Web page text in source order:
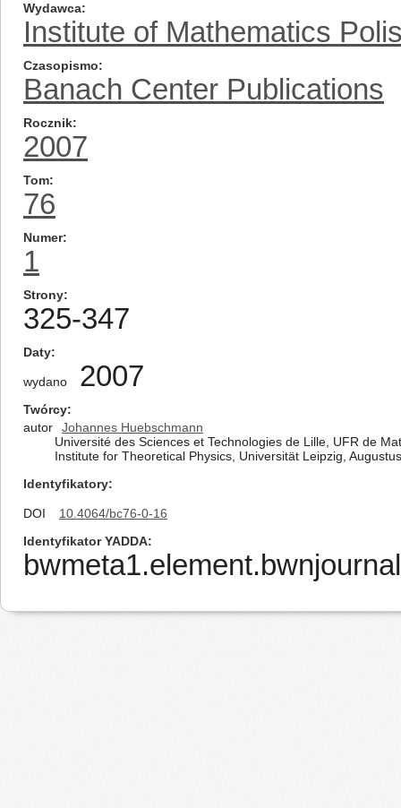
Wydawca
Institute of Mathematics
Czasopismo
Banach Center Publications
Rocznik
2007
Tom
76
Numer
1
Strony
325-347
Daty
wydano 2007
Twórcy
autor
Johannes Huebschmann
Université des Sciences et Technologies de Lille, UFR de
Institute for Theoretical Physics, Universität Leipzig,
Identyfikatory
DOI
10.4064/bc76-0-16
Identyfikator YADDA